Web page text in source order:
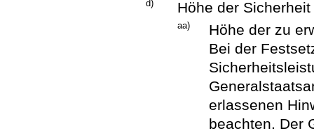
d) Höhe der Sicherheit
aa)
Höhe der zu
Bei der
erlassenen
beachten. Der